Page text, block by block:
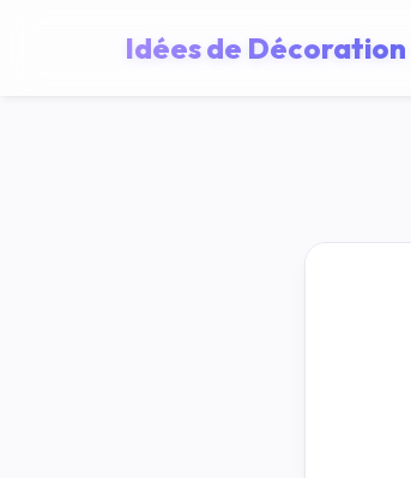
Idées de Décoration